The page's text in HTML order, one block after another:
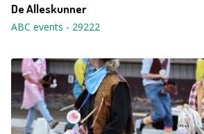
De Alleskunner
ABC events - 29222